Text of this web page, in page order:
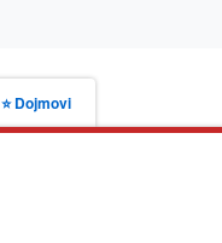
⭐ Dojmovi